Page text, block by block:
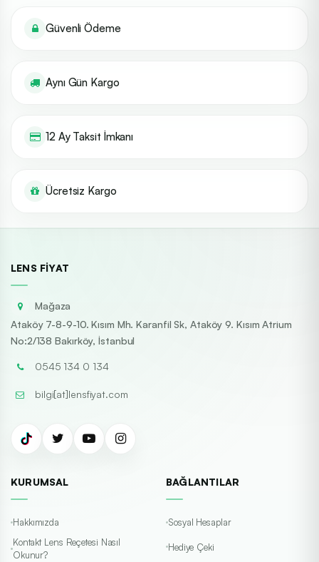
Güvenli Ödeme
Aynı Gün Kargo
12 Ay Taksit İmkanı
Ücretsiz Kargo
LENS FIYAT
Mağaza
Ataköy 7-8-9-10. Kısım Mh. Karanfil Sk, Ataköy 9. Kısım Atrium
No:2/138 Bakırköy, İstanbul
0545 134 0 134
bilgi[at]lensfiyat.com
KURUMSAL
Hakkımızda
Kontakt Lens Reçetesi Nasıl
Okunur?
BAĞLANTILAR
Sosyal Hesaplar
Hediye Çeki